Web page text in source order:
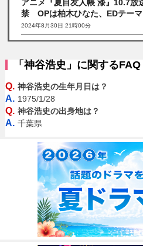
アニメ『夏目友人帳 漆』10.7放
禁 OPは柏木ひなた、EDテー
2024年8月30日 21時00分
「神谷浩史」に関するFAQ
Q. 神谷浩史の生年月日は？
A. 1975/1/28
Q. 神谷浩史の出身地は？
A. 千葉県